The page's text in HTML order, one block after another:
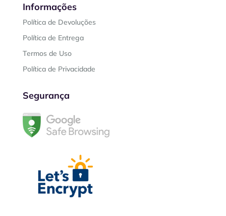
Informações
Política de Devoluções
Política de Entrega
Termos de Uso
Política de Privacidade
Segurança